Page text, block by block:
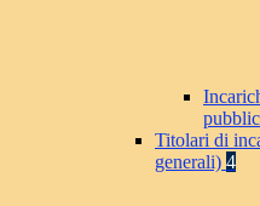
Titolari di
generali) 4